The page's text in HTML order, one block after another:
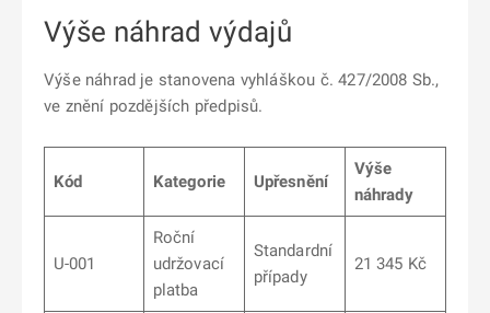
Výše náhrad výdajů
Výše náhrad je stanovena vyhláškou č. 427/2008 Sb.,
ve znění pozdějších předpisů.
Kód Kategorie Upřesnění
Výše
náhrady
U-001
Roční
udržovací
platba
Standardní
případy
21 345 Kč